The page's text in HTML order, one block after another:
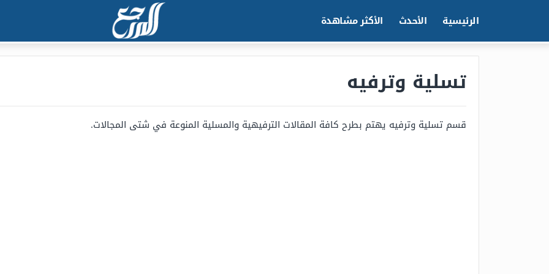
الرئيسية الأحدث الأكثر مشاهدة
تسلية وترفيه
قسم تسلية وترفيه يهتم بطرح كافة المقالات الترفيهية والمسلية المنوعة في شتى المجالات.